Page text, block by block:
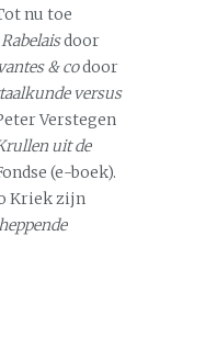
nu toe
door
& codoor
versus
Verstegen
uit de
(e-boek).
Kriek zijn